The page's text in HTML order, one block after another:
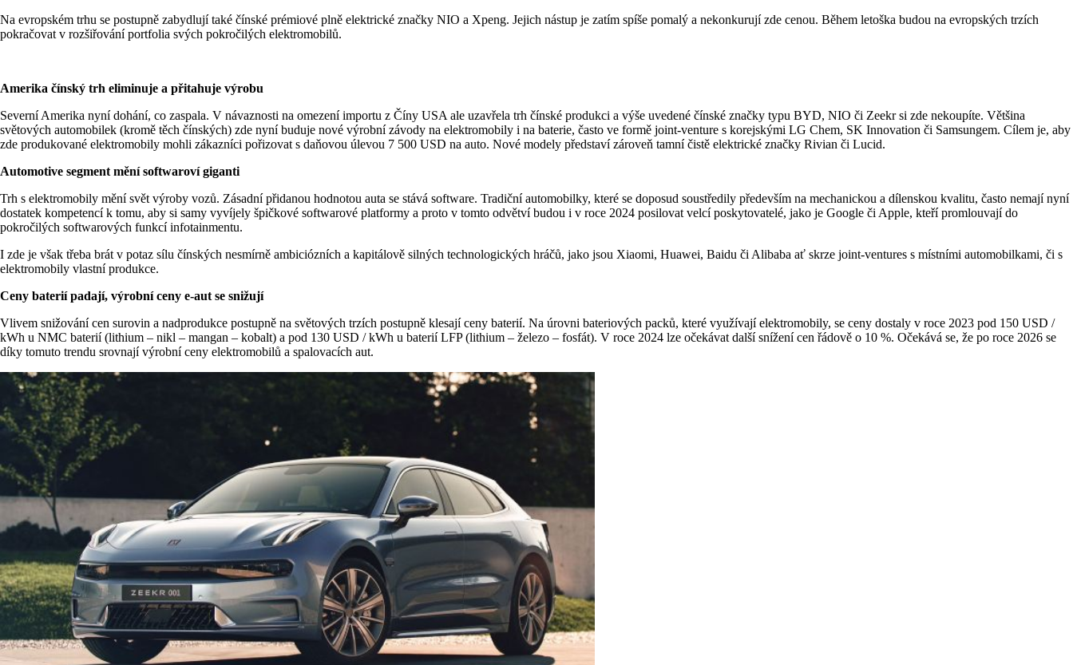
Na evropském trhu se postupně zabydlují také čínské prémiové plně elektrické značky NIO a Xpeng. Jejich nástup je zatím spíše pomalý a nekonkurují zde cenou. Během letoška budou na evropských trzích
pokračovat v rozšiřování portfolia svých pokročilých elektromobilů.
Amerika čínský trh eliminuje a přitahuje výrobu
Severní Amerika nyní dohání, co zaspala. V návaznosti na omezení importu z Číny USA ale uzavřela trh čínské produkci a výše uvedené čínské značky typu BYD, NIO či Zeekr si zde nekoupíte. Většina
světových automobilek (kromě těch čínských) zde nyní buduje nové výrobní závody na elektromobily i na baterie, často ve formě joint-venture s korejskými LG Chem, SK Innovation či Samsungem. Cílem je, aby
zde produkované elektromobily mohli zákazníci pořizovat s daňovou úlevou 7 500 USD na auto. Nové modely představí zároveň tamní čistě elektrické značky Rivian či Lucid.
Automotive segment mění softwaroví giganti
Trh s elektromobily mění svět výroby vozů. Zásadní přidanou hodnotou auta se stává software. Tradiční automobilky, které se doposud soustředily především na mechanickou a dílenskou kvalitu, často nemají nyní
dostatek kompetencí k tomu, aby si samy vyvíjely špičkové softwarové platformy a proto v tomto odvětví budou i v roce 2024 posilovat velcí poskytovatelé, jako je Google či Apple, kteří promlouvají do
pokročilých softwarových funkcí infotainmentu.
I zde je však třeba brát v potaz sílu čínských nesmírně ambiciózních a kapitálově silných technologických hráčů, jako jsou Xiaomi, Huawei, Baidu či Alibaba ať skrze joint-ventures s místními automobilkami, či s
elektromobily vlastní produkce.
Ceny baterií padají, výrobní ceny e-aut se snižují
Vlivem snižování cen surovin a nadprodukce postupně na světových trzích postupně klesají ceny baterií. Na úrovni bateriových packů, které využívají elektromobily, se ceny dostaly v roce 2023 pod 150 USD /
kWh u NMC baterií (lithium – nikl – mangan – kobalt) a pod 130 USD / kWh u baterií LFP (lithium – železo – fosfát). V roce 2024 lze očekávat další snížení cen řádově o 10 %. Očekává se, že po roce 2026 se
díky tomuto trendu srovnají výrobní ceny elektromobilů a spalovacích aut.